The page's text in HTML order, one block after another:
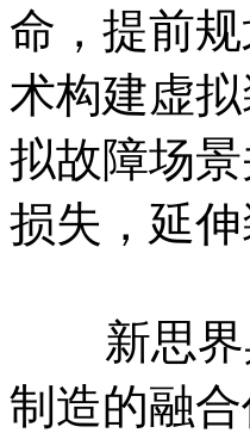
命，提前
术构建虚
拟故障场
损失，延
新思界
制造的融